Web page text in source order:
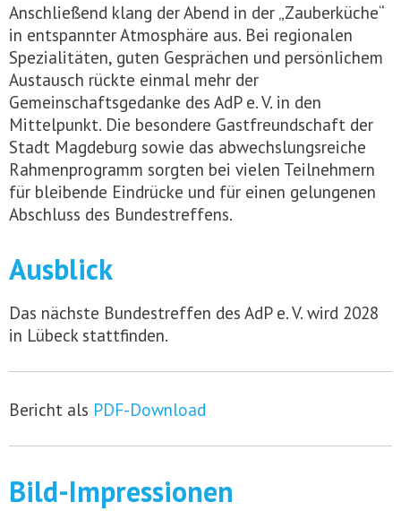
Anschließend klang der Abend in der „Zauberküche“
in entspannter Atmosphäre aus. Bei regionalen
Spezialitäten, guten Gesprächen und persönlichem
Austausch rückte einmal mehr der
Gemeinschaftsgedanke des AdP e. V. in den
Mittelpunkt. Die besondere Gastfreundschaft der
Stadt Magdeburg sowie das abwechslungsreiche
Rahmenprogramm sorgten bei vielen Teilnehmern
für bleibende Eindrücke und für einen gelungenen
Abschluss des Bundestreffens.
Ausblick
Das nächste Bundestreffen des AdP e. V. wird 2028
in Lübeck stattfinden.
Bericht als PDF-Download
Bild-Impressionen